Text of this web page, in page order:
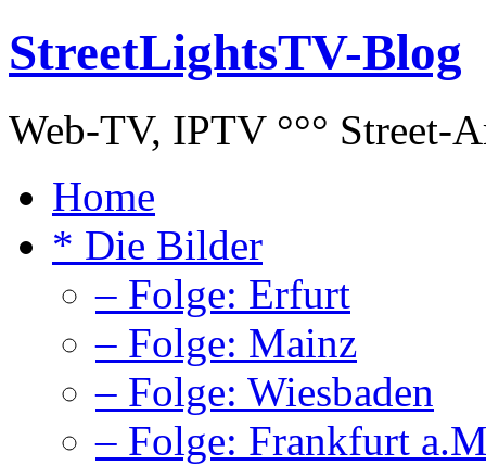
StreetLightsTV-Blog
Web-TV, IPTV °°° Street-
Home
* Die Bilder
– Folge: Erfurt
– Folge: Mainz
– Folge: Wiesbaden
– Folge: Frankfurt